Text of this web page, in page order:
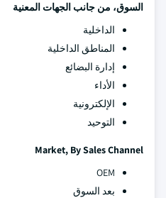
السوق، من جانب الجهات المعنية
الداخلية
المناطق الداخلية
إدارة البضائع
الأداء
الإلكترونية
التوحيد
Market, By Sales Channel
OEM
بعد السوق